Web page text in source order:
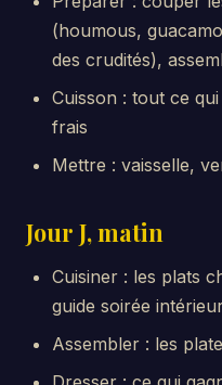
(houmous,
des crudités),
Cuisson : tout ce
frais
Mettre : vaisselle,
Jour J, matin
Cuisiner : les plats
guide soirée
Assembler : les